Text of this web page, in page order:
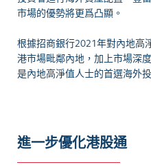
市場的優勢將更爲凸顯。
根據招商銀行2021年對內地高
港市場毗鄰內地，加上市場深
是內地高淨值人士的首選海外
進一步優化港股通